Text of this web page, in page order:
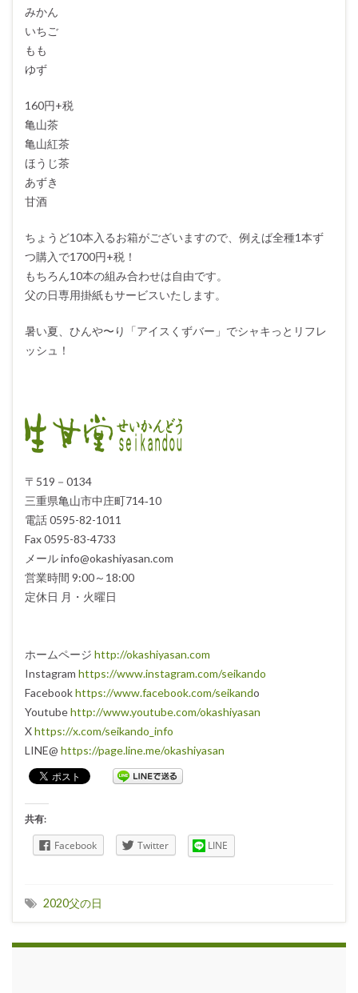
みかん
いちご
もも
ゆず
160円+税
亀山茶
亀山紅茶
ほうじ茶
あずき
甘酒
ちょうど10本入るお箱がございますので、例えば全種1本ず
つ購入で1700円+税！
もちろん10本の組み合わせは自由です。
父の日専用掛紙もサービスいたします。
暑い夏、ひんや〜り「アイスくずバー」でシャキっとリフレ
ッシュ！
〒519－0134
三重県亀山市中庄町714‐10
電話 0595-82-1011
Fax 0595-83-4733
メール info@okashiyasan.com
営業時間 9:00～18:00
定休日 月・火曜日
ホームページ http://okashiyasan.com
Instagram https://www.instagram.com/seikando
Facebookhttps://www.facebook.com/seikando
Youtubehttp://www.youtube.com/okashiyasan
Xhttps://x.com/seikando_info
LINE@ https://page.line.me/okashiyasan
共有:
Facebook Twitter LINE
2020父の日